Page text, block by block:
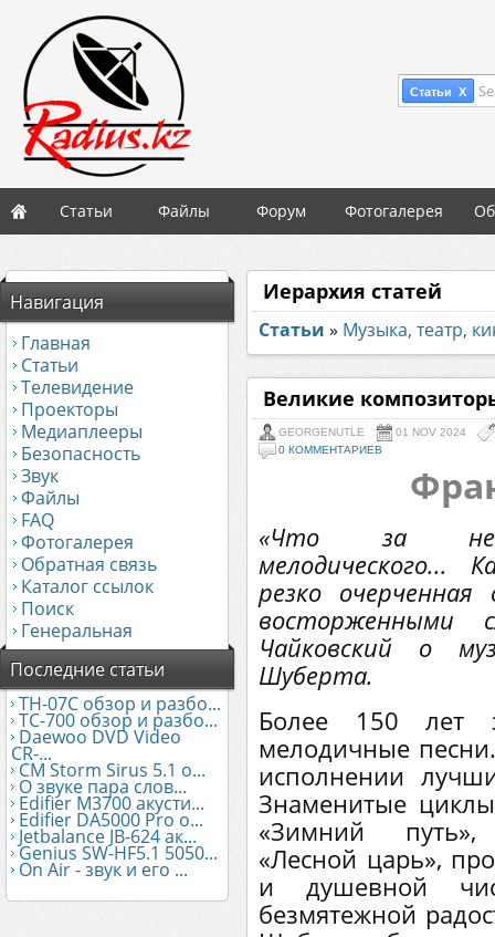
Статьи X
Статьи Файлы Форум Фотогалерея
Навигация
Главная
Статьи
Телевидение
Проекторы
Медиаплееры
Безопасность
Звук
Файлы
FAQ
Фотогалерея
Обратная связь
Каталог ссылок
Поиск
Генеральная
Последние статьи
TH-07C обзор и разбо...
TC-700 обзор и разбо...
Daewoo DVD Video
CR-...
CM Storm Sirus 5.1 о...
О звуке пара слов...
Edifier М3700 акусти...
Edifier DA5000 Pro о...
Jetbalance JB-624 ак...
Genius SW-HF5.1 5050...
On Air - звук и его ...
Иерархия статей
Статьи » Музыка, театр,
Великие
GEORGENUTLE
01 NOV 2024
0 КОММЕНТАРИЕВ
«Что за
мелодического...
резко
восторженными
Чайковский о
Шуберта.
Более 150 лет
мелодичные
исполнении
Знаменитые
«Зимний путь»,
«Лесной царь»,
и душевной
безмятежной